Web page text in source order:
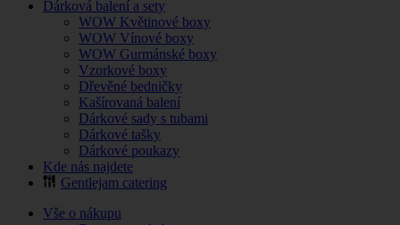
Dárková balení a sety
WOW Květinové boxy
WOW Vínové boxy
WOW Gurmánské boxy
Vzorkové boxy
Dřevěné bedničky
Kašírovaná balení
Dárkové sady s tubami
Dárkové tašky
Dárkové poukazy
Kde nás najdete
Gentlejam catering
Vše o nákupu